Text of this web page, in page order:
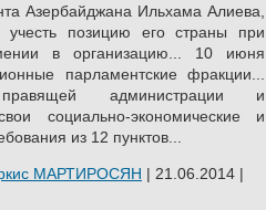
Азербайджана Ильхама Алиева,
учесть позицию его страны при
в организацию... 10 июня
парламентские фракции...
правящей администрации и
социально-экономические и
из 12 пунктов...
МАРТИРОСЯН | 21.06.2014 |